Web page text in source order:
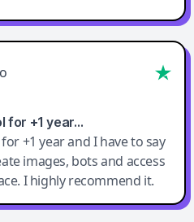
for +1 year…
+1 year and I have to say
images, bots and access
I highly recommend it.